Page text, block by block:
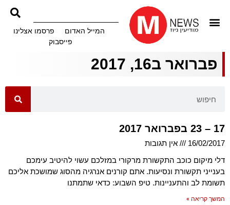
המייל האדום
פרסמו אצלינו
פייסבוק
פברואר ב16, 2017
17 – 23 בפברואר 2017
16/02/2017
אין תגובות
דלי מיקום כוכב התקשורת מרקורי במזלכם עשוי להיטיב עימכם
בענייני תקשורת ונסיעות. אתם קורנים אנרגיה מהסוג שמושכת אליכם
תשומת לב והתעניינות. טיפ השבוע: כדאי שתמתנו
המשך קריאה »